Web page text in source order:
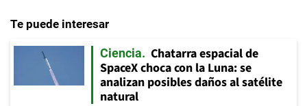
Te puede interesar
Ciencia
Chatarra espacial de
SpaceX choca con la Luna: se
analizan posibles daños al satélite
natural